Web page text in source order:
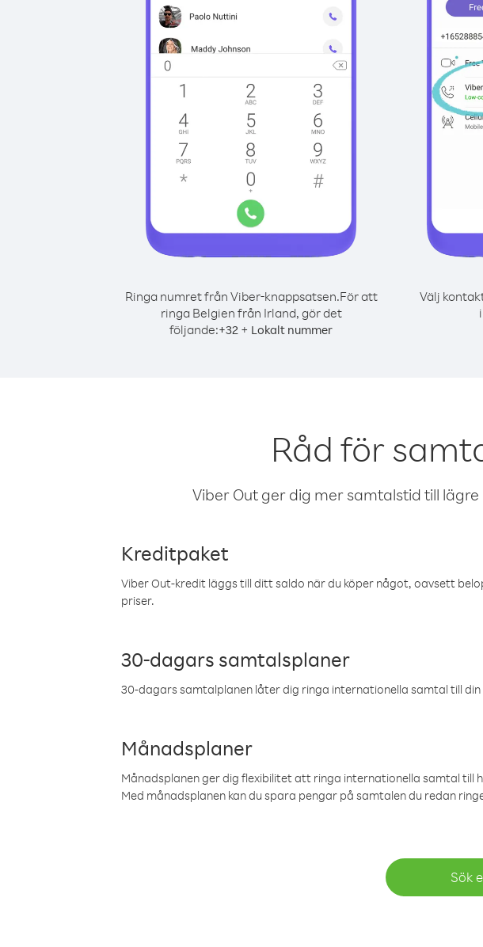
Ringa numret från Viber-knappsatsen.För att
ringa Belgien från Irland, gör det
följande:+32 + Lokalt nummer
Välj
Råd för
Viber Out ger dig mer samtalstid till
Kreditpaket
Viber Out-kredit läggs till ditt saldo när du köper något, oavsett
priser.
30-dagars samtalsplaner
30-dagars samtalplanen låter dig ringa internationella samtal till
Månadsplaner
Månadsplanen ger dig flexibilitet att ringa internationella samtal till
Med månadsplanen kan du spara pengar på samtalen du redan
Sök